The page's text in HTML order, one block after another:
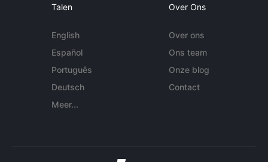
Talen
English
Español
Português
Deutsch
Meer...
Over Ons
Over ons
Ons team
Onze blog
Contact